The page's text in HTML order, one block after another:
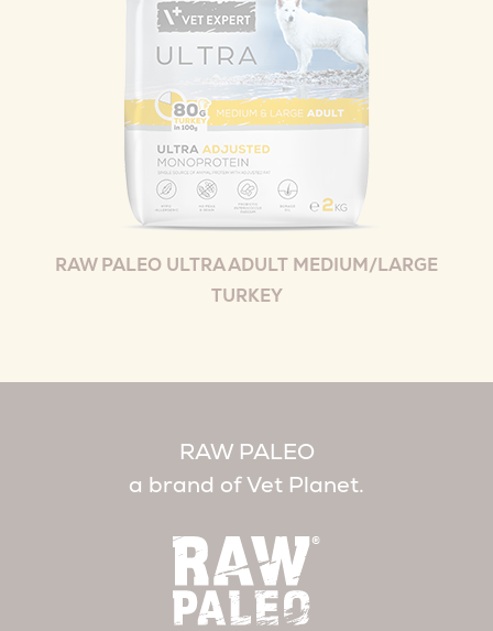
RAW PALEO ULTRA ADULT MEDIUM/LARGE
TURKEY
RAW PALEO
a brand of Vet Planet.